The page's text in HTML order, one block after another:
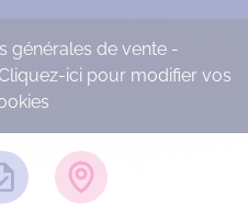
générales de vente -
ici pour modifier vos